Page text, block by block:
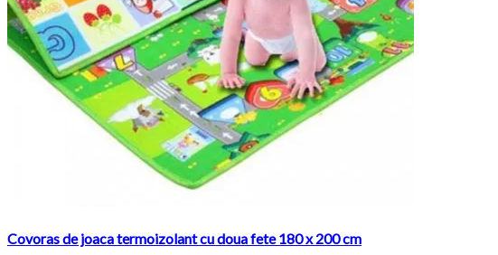
Covoras de joaca termoizolant cu doua fete 180 x 200 cm